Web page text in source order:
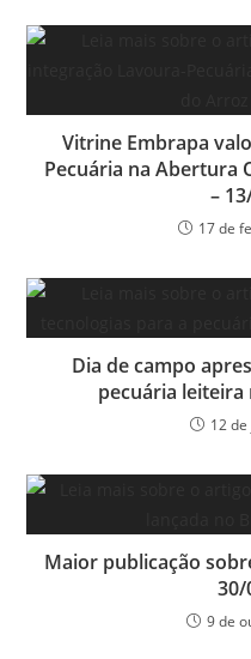
Vitrine Embrapa
Pecuária na Abertura
–
17 de
Dia de campo
pecuária leiteira
12
Maior publicação
30/
9 de